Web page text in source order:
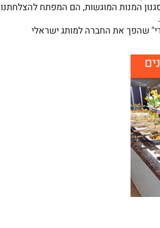
המנות המוגשות, הם המפתח להצלחתנו
שהפך את החברה למותג ישראלי